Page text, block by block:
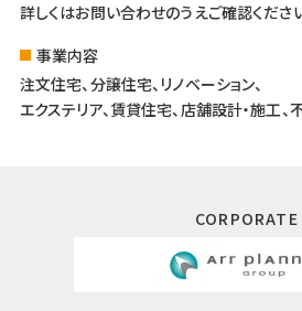
詳しくはお問い合わせのうえご確認ください
事業内容
注文住宅、分譲住宅、リノベーション、
エクステリア、賃貸住宅、店舗設計・施工
CORPORATE